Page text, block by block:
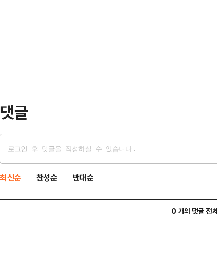
댓글
최신순 찬성순 반대순
0 개의 댓글 전